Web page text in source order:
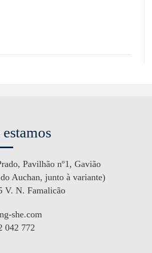
Pavilhão nº1, Gavião
Auchan, junto à variante)
V. N. Famalicão
she.com
042 772